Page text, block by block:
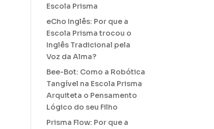
Escola Prisma
eCho Inglês: Por que a
Escola Prisma trocou o
Inglês Tradicional pela
Voz da Alma?
Bee-Bot: Como a Robótica
Tangível na Escola Prisma
Arquiteta o Pensamento
Lógico do seu Filho
Prisma Flow: Por que a